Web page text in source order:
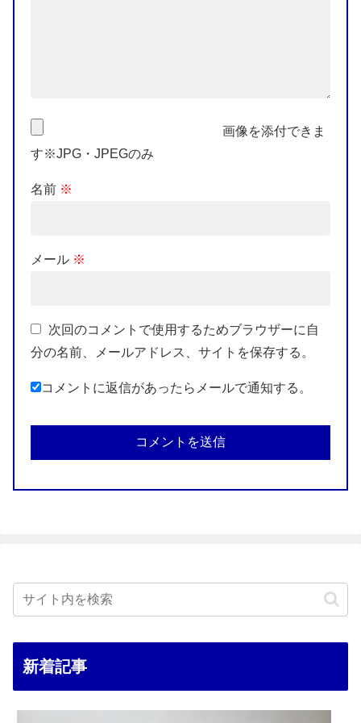
画像を添付できま
す※JPG・JPEGのみ
名前 ※
メール ※
次回のコメントで使用するためブラウザーに自
分の名前、メールアドレス、サイトを保存する。
コメントに返信があったらメールで通知する。
新着記事